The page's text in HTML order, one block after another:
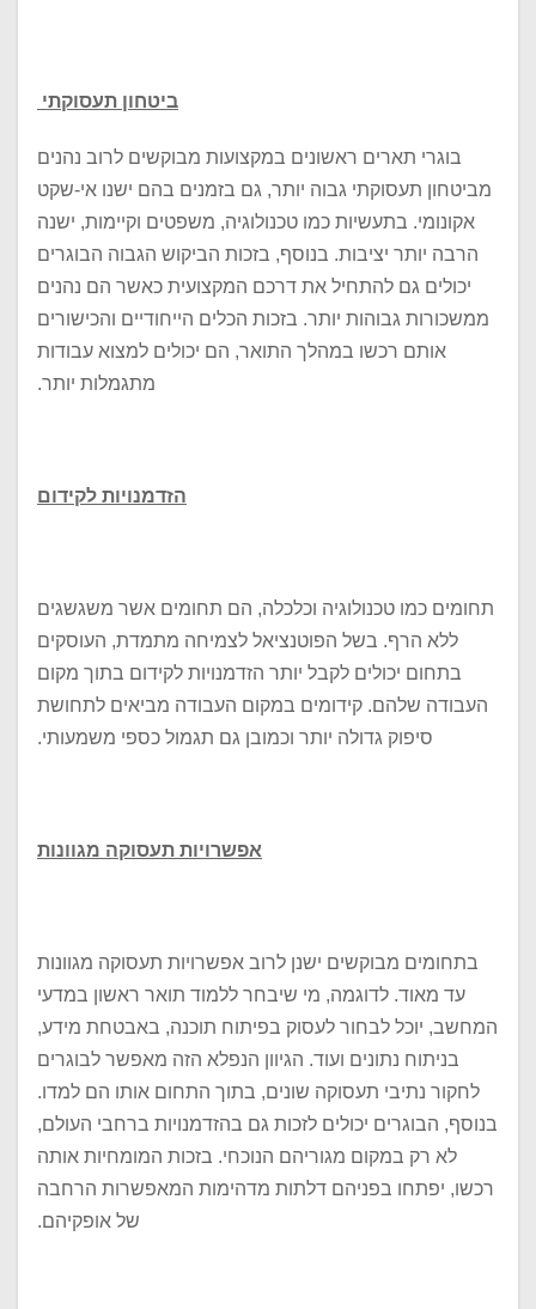
ביטחון תעסוקתי
בוגרי תארים ראשונים במקצועות מבוקשים לרוב נהנים
מביטחון תעסוקתי גבוה יותר, גם בזמנים בהם ישנו אי-שקט
אקונומי. בתעשיות כמו טכנולוגיה, משפטים וקיימות, ישנה
הרבה יותר יציבות. בנוסף, בזכות הביקוש הגבוה הבוגרים
יכולים גם להתחיל את דרכם המקצועית כאשר הם נהנים
ממשכורות גבוהות יותר. בזכות הכלים הייחודיים והכישורים
אותם רכשו במהלך התואר, הם יכולים למצוא עבודות
מתגמלות יותר.
הזדמנויות לקידום
תחומים כמו טכנולוגיה וכלכלה, הם תחומים אשר משגשגים
ללא הרף. בשל הפוטנציאל לצמיחה מתמדת, העוסקים
בתחום יכולים לקבל יותר הזדמנויות לקידום בתוך מקום
העבודה שלהם. קידומים במקום העבודה מביאים לתחושת
סיפוק גדולה יותר וכמובן גם תגמול כספי משמעותי.
אפשרויות תעסוקה מגוונות
בתחומים מבוקשים ישנן לרוב אפשרויות תעסוקה מגוונות
עד מאוד. לדוגמה, מי שיבחר ללמוד תואר ראשון במדעי
המחשב, יוכל לבחור לעסוק בפיתוח תוכנה, באבטחת מידע,
בניתוח נתונים ועוד. הגיוון הנפלא הזה מאפשר לבוגרים
לחקור נתיבי תעסוקה שונים, בתוך התחום אותו הם למדו.
בנוסף, הבוגרים יכולים לזכות גם בהזדמנויות ברחבי העולם,
לא רק במקום מגוריהם הנוכחי. בזכות המומחיות אותה
רכשו, יפתחו בפניהם דלתות מדהימות המאפשרות הרחבה
של אופקיהם.